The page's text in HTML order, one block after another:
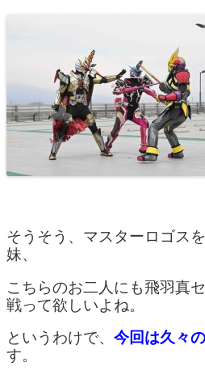
そうそう、マスターロゴス
妹、
こちらのお二人にも飛羽真
戦って欲しいよね。
というわけで、 今回は久々
す。